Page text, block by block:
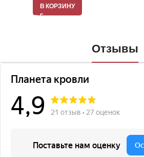
В КОРЗИНУ
Отзывы